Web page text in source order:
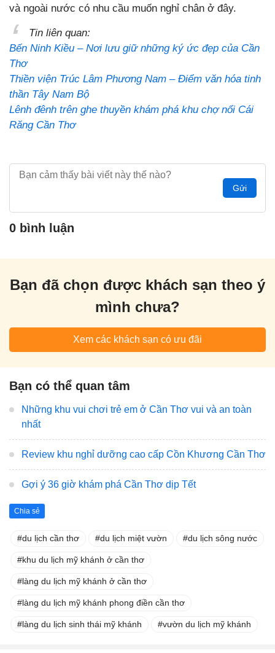
và ngoài nước có nhu cầu muốn nghỉ chân ở đây.
Tin liên quan:
Bến Ninh Kiều – Nơi lưu giữ những ký ức đẹp của Cần
Thơ
Thiền viện Trúc Lâm Phương Nam – Điểm văn hóa tinh
thần Tây Nam Bộ
Lênh đênh trên ghe thuyền khám phá khu chợ nổi Cái
Răng Cần Thơ
Gửi
0 bình luận
Bạn đã chọn được khách sạn theo ý
mình chưa?
Xem các khách sạn có ưu đãi
Bạn có thể quan tâm
Những khu vui chơi trẻ em ở Cần Thơ vui và an toàn
nhất
Review khu nghỉ dưỡng cao cấp Cồn Khương Cần Thơ
Gợi ý 36 giờ khám phá Cần Thơ dịp Tết
Chia sẻ
du lịch cần thơ du lịch miệt vườn du lịch sông nước
khu du lịch mỹ khánh ở cần thơ
làng du lịch mỹ khánh ở cần thơ
làng du lịch mỹ khánh phong điền cần thơ
làng du lịch sinh thái mỹ khánh vườn du lịch mỹ khánh